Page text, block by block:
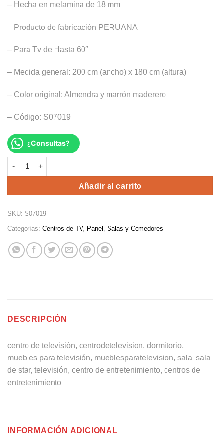
S/1,940.00.
– Hecha en melamina de 18 mm
– Producto de fabricación PERUANA
– Para Tv de Hasta 60″
– Medida general: 200 cm (ancho) x 180 cm (altura)
– Color original: Almendra y marrón maderero
– Código: S07019
¿Consultas?
CENTRO DE TV PANEL OCTUBRE cantidad
Añadir al carrito
SKU: S07019
Categorías: Centros de TV, Panel Salas y Comedores
DESCRIPCIÓN
centro de televisión, centrodetelevision, dormitorio,
muebles para televisión, mueblesparatelevision, sala, sala
de star, televisión, centro de entretenimiento, centros de
entretenimiento
INFORMACIÓN ADICIONAL